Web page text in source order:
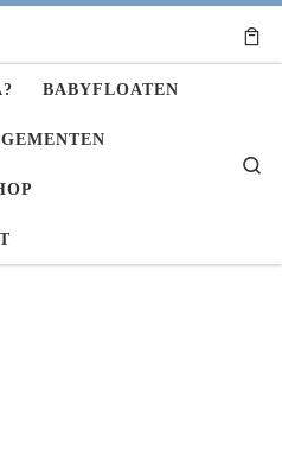
BABYFLOATEN